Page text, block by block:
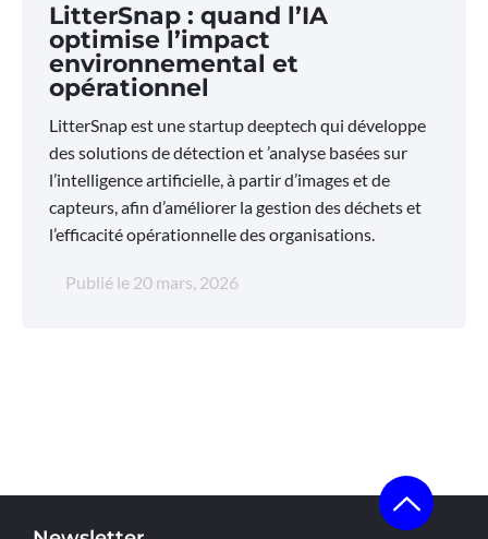
LitterSnap : quand l’IA
optimise l’impact
environnemental et
opérationnel
LitterSnap est une startup deeptech qui développe
des solutions de détection et ’analyse basées sur
l’intelligence artificielle, à partir d’images et de
capteurs, afin d’améliorer la gestion des déchets et
l’efficacité opérationnelle des organisations.
Publié le 20 mars, 2026